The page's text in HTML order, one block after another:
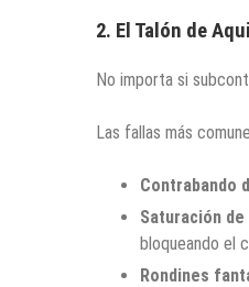
2. El Talón de
No importa si
Las fallas más
Contrabando
Saturación
bloqueando el
Rondines